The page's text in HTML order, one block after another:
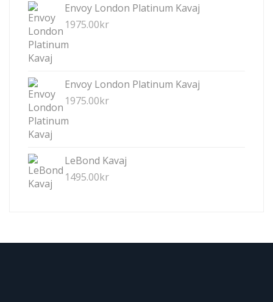
Envoy London Platinum Kavaj
1975.00kr
Envoy London Platinum Kavaj
1975.00kr
LeBond Kavaj
1495.00kr